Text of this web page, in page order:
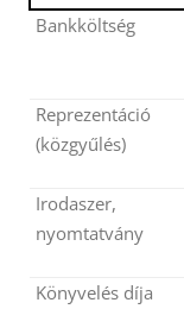
Bankköltség
Reprezentáció
(közgyűlés)
Irodaszer,
nyomtatvány
Könyvelés díja